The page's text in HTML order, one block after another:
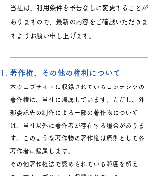
当社は、利用条件を予告なしに変更することが
ありますので、最新の内容をご確認いただきま
すようお願い申し上げます。
著作権、その他の権利について
本ウェブサイトに収録されているコンテンツの
著作権は、当社に帰属しています。ただし、外
部委託先の制作による一部の著作物について
は、当社以外に著作者が存在する場合がありま
す。このような著作物の著作権は原則として各
著作者に帰属します。
その他著作権法で認められている範囲を超え